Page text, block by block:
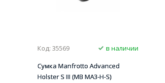
Код: 35569
в наличии
Сумка Manfrotto Advanced
Holster S III (MB MA3-H-S)